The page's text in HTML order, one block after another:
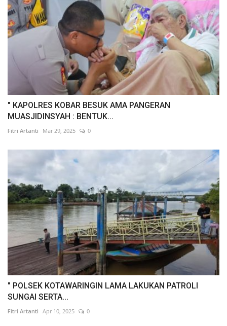
" KAPOLRES KOBAR BESUK AMA PANGERAN
MUASJIDINSYAH : BENTUK...
Fitri Artanti Mar 29, 2025 0
" POLSEK KOTAWARINGIN LAMA LAKUKAN PATROLI
SUNGAI SERTA...
Fitri Artanti Apr 10, 2025 0